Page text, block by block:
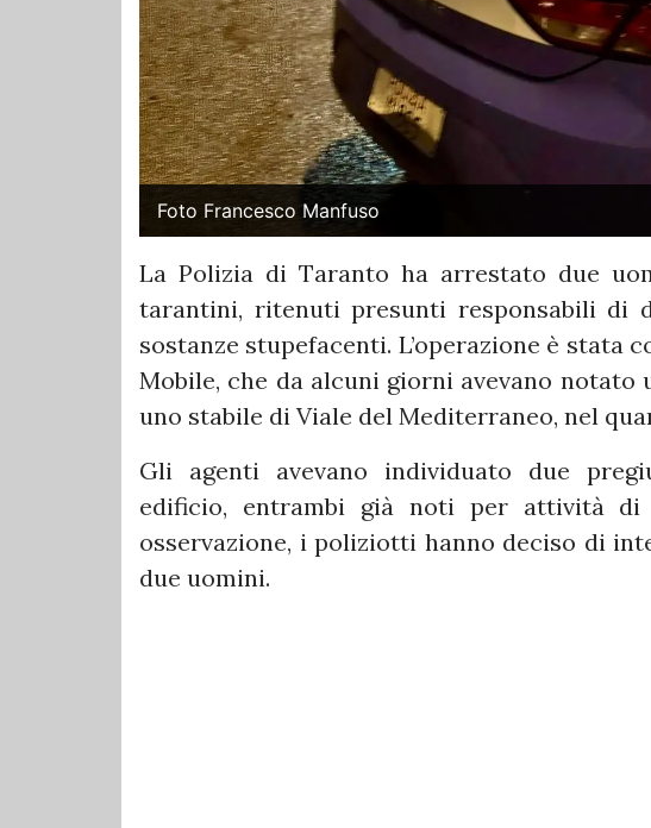
Foto Francesco Manfuso
La Polizia di Taranto ha arrestato due
tarantini, ritenuti presunti responsabili di
sostanze stupefacenti. L’operazione è stata
Mobile, che da alcuni giorni avevano notato
uno stabile di Viale del Mediterraneo, nel
Gli agenti avevano individuato due
edificio, entrambi già noti per attività
osservazione, i poliziotti hanno deciso di
due uomini.